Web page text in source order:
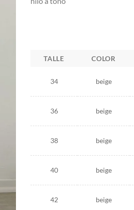
TALLE COLOR
34 beige
36 beige
38 beige
40 beige
42 beige